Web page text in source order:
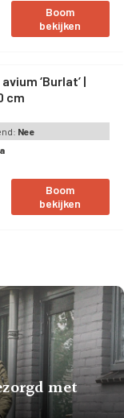
Boom
bekijken
cm
Nee
Boom
bekijken
met